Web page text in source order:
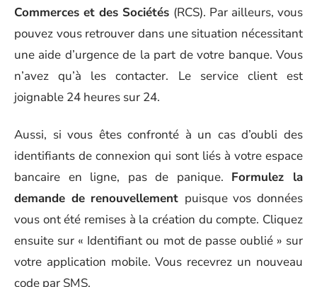
Commerces et des Sociétés (RCS). Par ailleurs, vous
pouvez vous retrouver dans une situation nécessitant
une aide d’urgence de la part de votre banque. Vous
n’avez qu’à les contacter. Le service client est
joignable 24 heures sur 24.
Aussi, si vous êtes confronté à un cas d’oubli des
identifiants de connexion qui sont liés à votre espace
bancaire en ligne, pas de panique. Formulez la
demande de renouvellement puisque vos données
vous ont été remises à la création du compte. Cliquez
ensuite sur « Identifiant ou mot de passe oublié » sur
votre application mobile. Vous recevrez un nouveau
code par SMS.